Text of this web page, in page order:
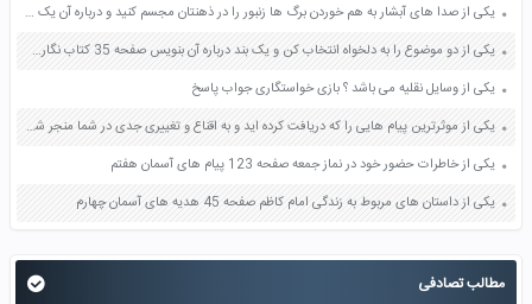
یکی از صدا های آبشار به هم خوردن برگ ها زنبور را در ذهنتان مجسم کنید و درباره آن یک بند بنویسید صفحه 11 نگارش پنجم
یکی از دو موضوع را به دلخواه انتخاب کن و یک بند درباره آن بنویس صفحه 35 کتاب نگارش فارسی سوم
یکی از وسایل نقلیه می باشد ؟ بازی خواستگاری جواب پاسخ
یکی از موثرترین پیام هایی را که دریافت کرده اید و به اقناع و تغییری جدی در شما منجر شده است برسی کنید و علت این تاثیر گذاری قابل توجه را بنویسید صفحه 52 تفکر و سواد رسانه ای دهم
یکی از خاطرات حضور خود در نماز جمعه صفحه 123 پیام های آسمان هفتم
یکی از داستان های مربوط به زندگی امام کاظم صفحه 45 هدیه های آسمان چهارم
مطالب تصادفی